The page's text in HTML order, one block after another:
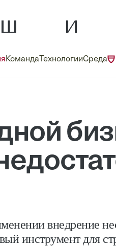
Команда ТехнологииСреда
внедрение
инструмент для